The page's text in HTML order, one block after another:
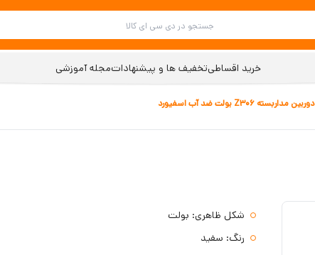
خرید اقساطیتخفیف ها و پیشنهاداتمجله آموزشی
دوربین مداربسته Z306 بولت ضد آب اسفیورد
شکل ظاهری: بولت
رنگ: سفید